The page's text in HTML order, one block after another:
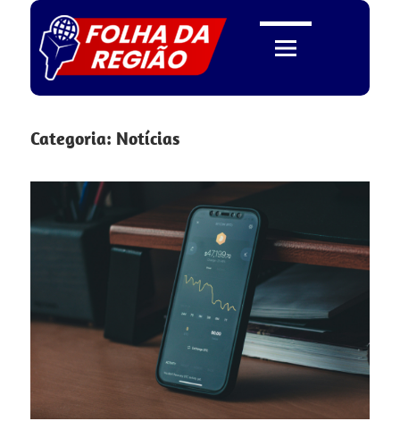
Skip
to
content
Folha
da
Região
Categoria: Notícias